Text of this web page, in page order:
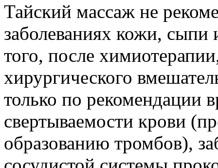
Тайский массаж не
заболеваниях кожи,
того, после
хирургического
только по рекомендации
свертываемости крови
образованию тромбов),